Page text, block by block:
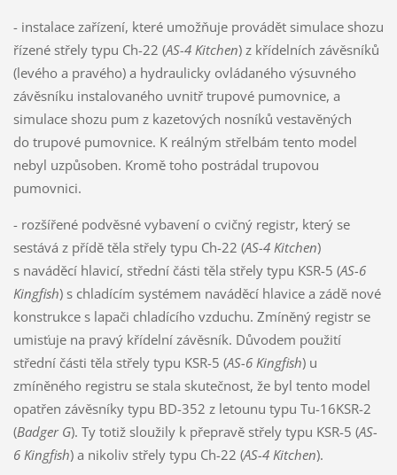
- instalace zařízení, které umožňuje provádět simulace shozu
řízené střely typu Ch-22 (AS-4 Kitchen) z křídelních závěsníků
(levého a pravého) a hydraulicky ovládaného výsuvného
závěsníku instalovaného uvnitř trupové pumovnice, a
simulace shozu pum z kazetových nosníků vestavěných
do trupové pumovnice. K reálným střelbám tento model
nebyl uzpůsoben. Kromě toho postrádal trupovou
pumovnici.
- rozšířené podvěsné vybavení o cvičný registr, který se
sestává z přídě těla střely typu Ch-22 (AS-4 Kitchen)
s naváděcí hlavicí, střední části těla střely typu KSR-5 (AS-6
Kingfish) s chladícím systémem naváděcí hlavice a zádě nové
konstrukce s lapači chladícího vzduchu. Zmíněný registr se
umisťuje na pravý křídelní závěsník. Důvodem použití
střední části těla střely typu KSR-5 (AS-6 Kingfish) u
zmíněného registru se stala skutečnost, že byl tento model
opatřen závěsníky typu BD-352 z letounu typu Tu-16KSR-2
(Badger G). Ty totiž sloužily k přepravě střely typu KSR-5 (AS-
6 Kingfish) a nikoliv střely typu Ch-22 (AS-4 Kitchen).